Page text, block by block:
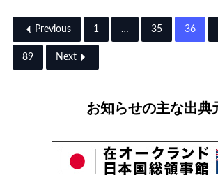
Previous 1 … 35 36
89 Next
お知らせの主な出典